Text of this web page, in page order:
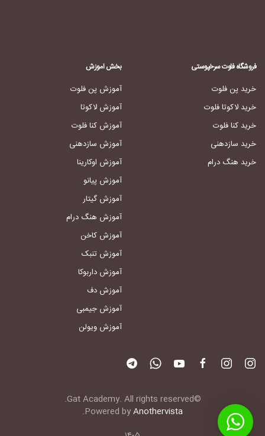
فروشگاه فلوت سرخپوستی
خرید پن فلوت
خرید لاکوتا فلوت
خرید کنا فلوت
خرید سازدهنی
خرید هنگ درام
بخش آموزش
آموزش پن فلوت
آموزش لاکوتا
آموزش کنا فلوت
آموزش سازدهنی
آموزش اوکارینا
آموزش پیانو
آموزش گیتار
آموزش هنگ درام
آموزش کاخن
آموزش تنبک
آموزش داربوکا
آموزش دف
آموزش جیمبی
آموزش ویولن
©Gat Academy. All rights reserved.
Powered byAnothervista
.